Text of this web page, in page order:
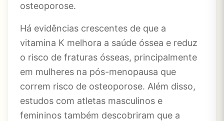
osteoporose.
Há evidências crescentes de que a
vitamina K melhora a saúde óssea e reduz
o risco de fraturas ósseas, principalmente
em mulheres na pós-menopausa que
correm risco de osteoporose. Além disso,
estudos com atletas masculinos e
femininos também descobriram que a